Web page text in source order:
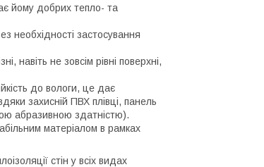
йому добрих тепло- та
необхідності застосування
навіть не зовсім рівні поверхні,
до вологи, це дає
захисній ПВХ плівці, панель
абразивною здатністю).
матеріалом в рамках
стін у всіх видах